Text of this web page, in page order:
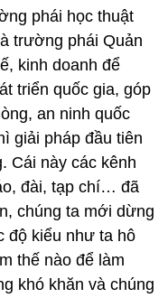
phái học thuật
trường phái Quản
kinh doanh để
triển quốc gia, góp
an ninh quốc
giải pháp đầu tiên
Cái này các kênh
đài, tạp chí… đã
chúng ta mới dừng
độ kiểu như ta hô
thế nào để làm
khó khăn và chúng